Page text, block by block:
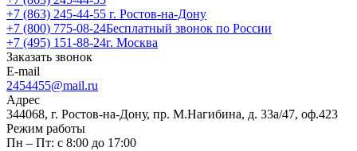
+7 (863) 245-44-55 г. Ростов-на-Дону
+7 (800) 775-08-24Бесплатный звонок по России
+7 (495) 151-88-24г. Москва
Заказать звонок
E-mail
2454455@mail.ru
Адрес
344068, г. Ростов-на-Дону, пр. М.Нагибина, д. 33а/47, оф.423
Режим работы
Пн – Пт: с 8:00 до 17:00